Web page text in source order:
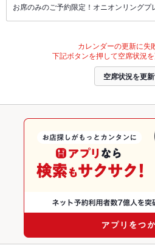
お席のみのご予約限定！オニオンリングプ
カレンダーの更新に失
下記ボタンを押して空席状況を
空席状況を更